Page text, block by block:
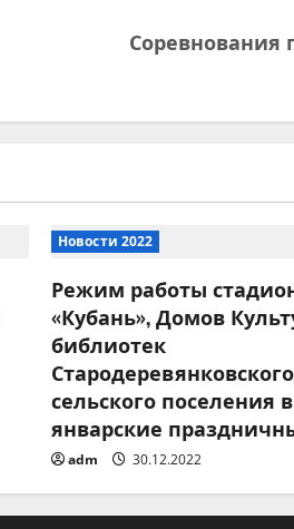
Соревнования
Новости 2022
Режим работы
«Кубань», Домов
библиотек
Стародеревянковского
сельского поселения в
январские
adm 30.12.2022